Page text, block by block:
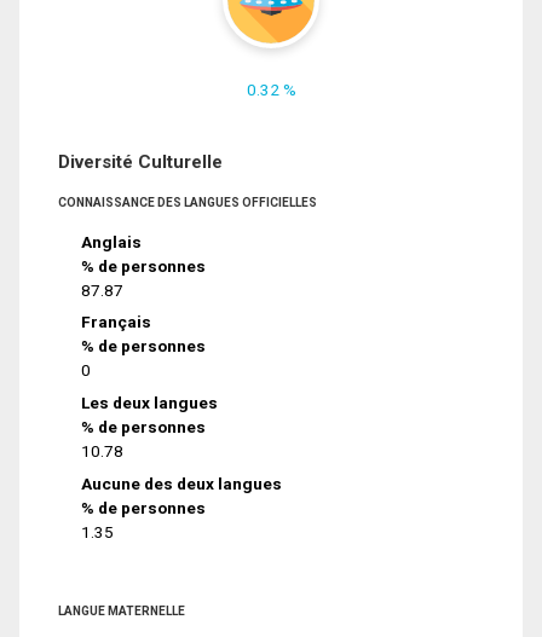
0.32 %
Diversité Culturelle
CONNAISSANCE DES LANGUES OFFICIELLES
Anglais
% de personnes
87.87
Français
% de personnes
0
Les deux langues
% de personnes
10.78
Aucune des deux langues
% de personnes
1.35
LANGUE MATERNELLE